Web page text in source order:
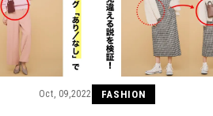
Oct, 09,2022 FASHION
BEAUTY Aug, 5, 2026
ユニクロ名品も！日焼け対策ガ
チ勢の「ないと無理」なアイテ
ムハック7選 | CLASSY.[クラッシ
ィ]